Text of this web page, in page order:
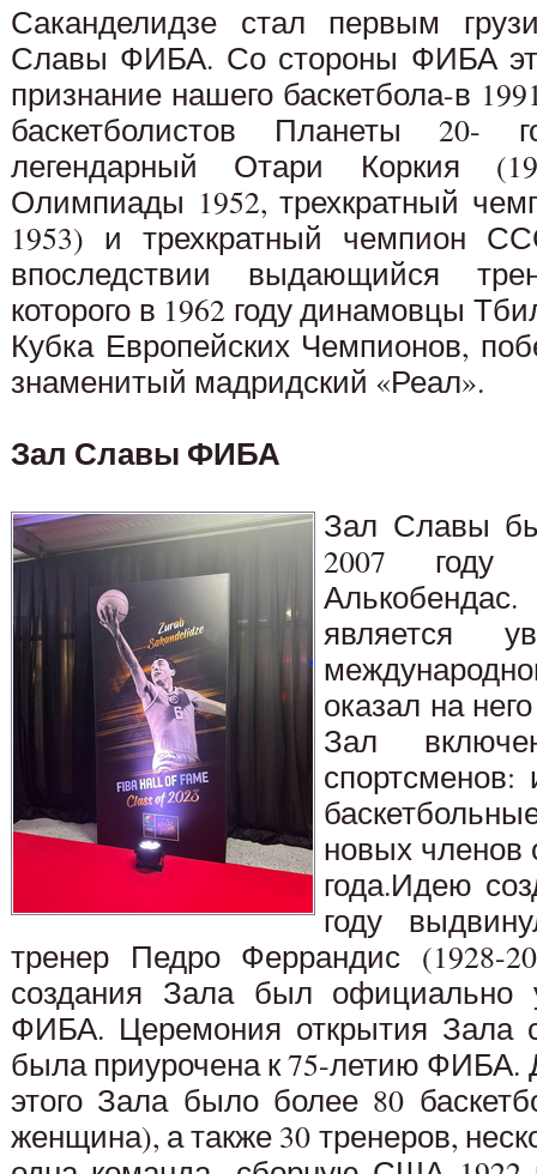
Саканделидзе стал первым
Славы ФИБА. Со стороны ФИБА
признание нашего баскетбола-в
баскетболистов Планеты
легендарный Отари Коркия
Олимпиады 1952, трехкратный
1953) и трехкратный чемпион
впоследствии выдающийся
которого в 1962 году динамовцы
Кубка Европейских Чемпионов,
знаменитый мадридский «Реал».
Зал Славы ФИБА
Зал Славы
2007 году
является
оказал на
Зал
спортсменов:
новых членов
года.Идею
году
тренер Педро Феррандис (1928-
создания Зала был официально
ФИБА. Церемония открытия Зала
была приурочена к 75-летию ФИБА.
этого Зала было более 80
женщина), а также 30 тренеров,